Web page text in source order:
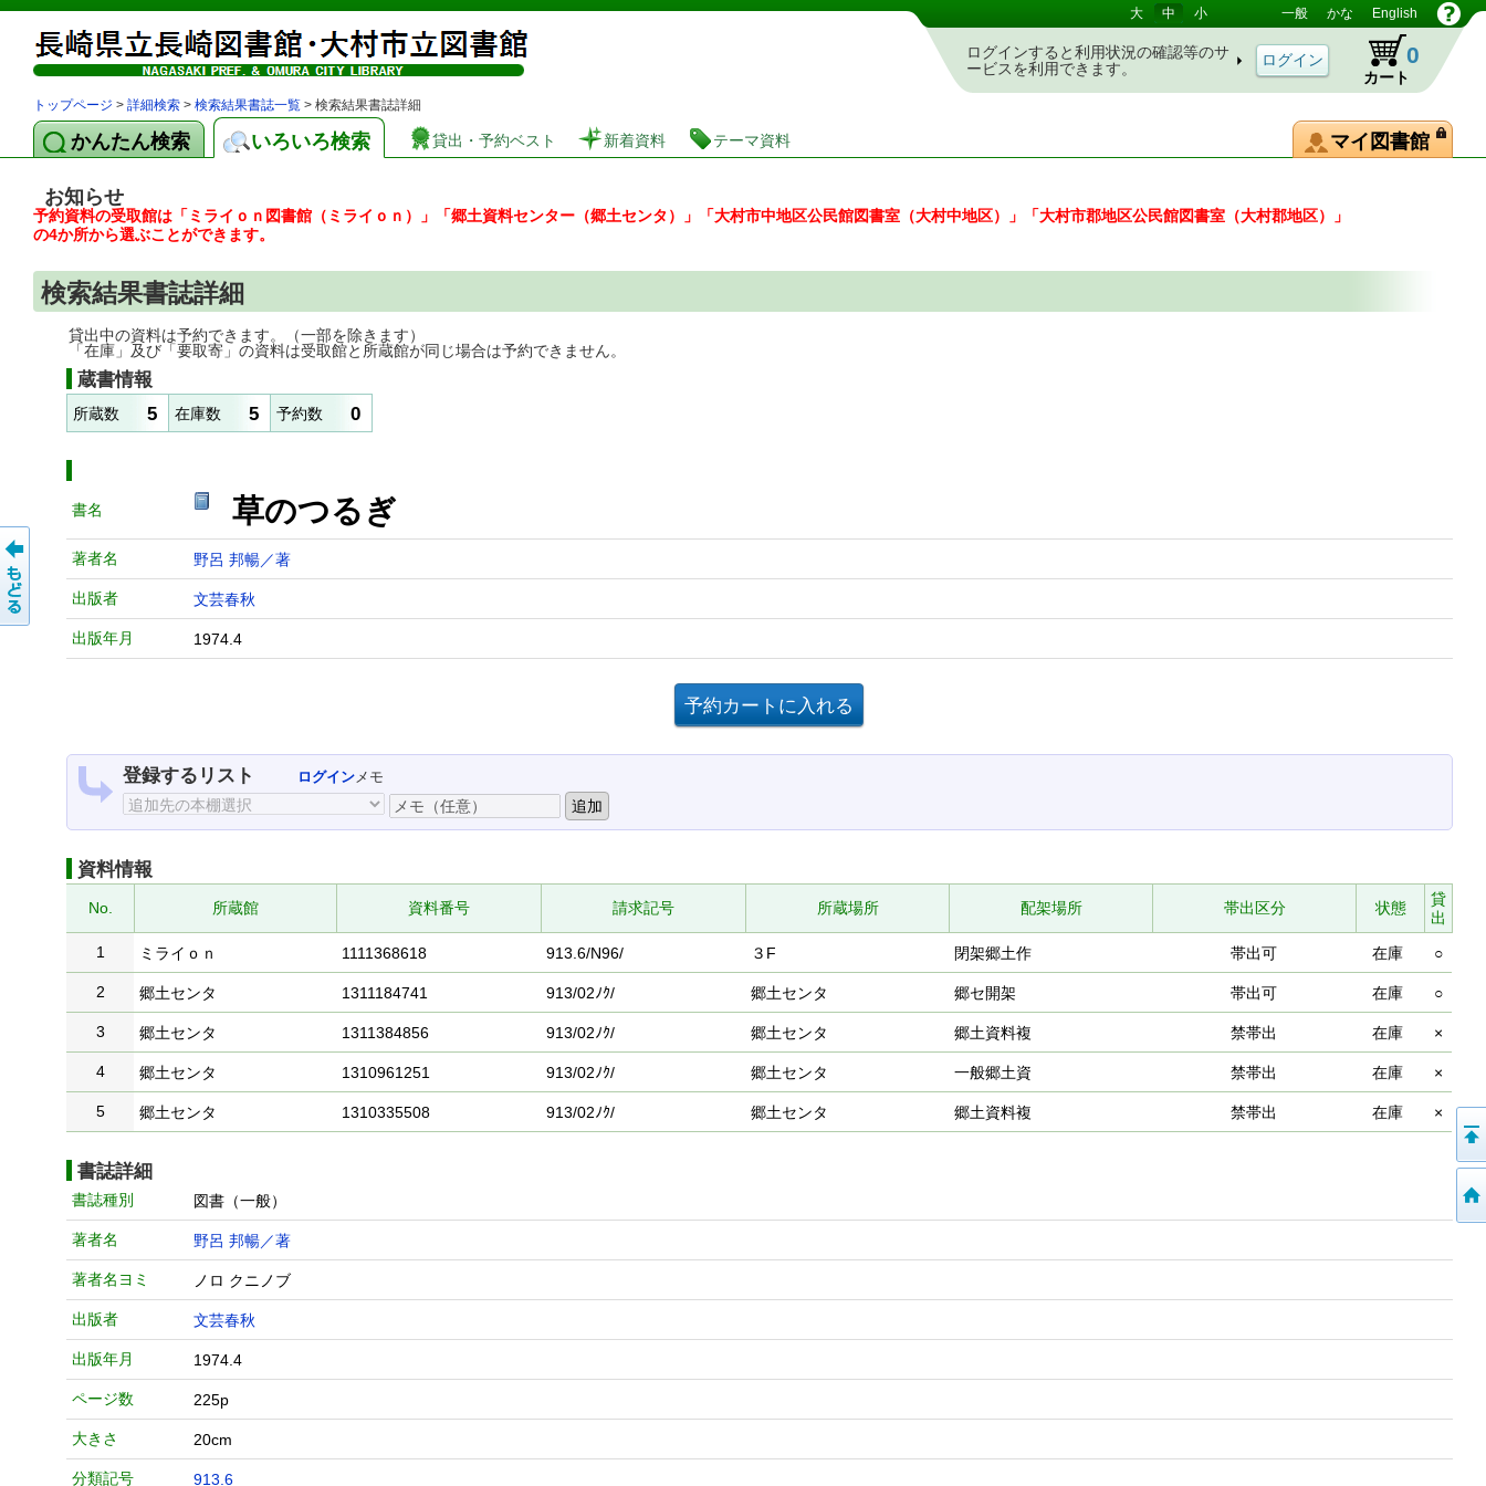
図書館 蔵書検索・予約システム 大 中 小 一般 かな English
ログインすると利用状況の確認等のサ
ービスを利用できます。
カート
0
トップページ > 詳細検索 > 検索結果書誌一覧 > 検索結果書誌詳細
かんたん検索 いろいろ検索 貸出・予約ベスト 新着資料 テーマ資料 マイ図書館
お知らせ
予約資料の受取館は「ミライｏｎ図書館（ミライｏｎ）」「郷土資料センター（郷土センタ）」「大村市中地区公民館図書室（大村中地区）」「大村市郡地区公民館図書室（大村郡地区）」
の4か所から選ぶことができます。
検索結果書誌詳細
貸出中の資料は予約できます。（一部を除きます）
「在庫」及び「要取寄」の資料は受取館と所蔵館が同じ場合は予約できません。
蔵書情報
所蔵数 5 在庫数 5 予約数 0
書名 草のつるぎ
著者名 野呂 邦暢／著
出版者 文芸春秋
出版年月 1974.4
登録するリスト ログインメモ
資料情報
No. 所蔵館 資料番号 請求記号 所蔵場所 配架場所 帯出区分 状態
貸
出
1
ミライｏｎ 1111368618 913.6/N96/ ３F 閉架郷土作 帯出可 在庫 ○
2 郷土センタ 1311184741 913/02ﾉｸ/ 郷土センタ 郷セ開架 帯出可 在庫 ○
3 郷土センタ 1311384856 913/02ﾉｸ/ 郷土センタ 郷土資料複 禁帯出 在庫 ×
4 郷土センタ 1310961251 913/02ﾉｸ/ 郷土センタ 一般郷土資 禁帯出 在庫 ×
5 郷土センタ 1310335508 913/02ﾉｸ/ 郷土センタ 郷土資料複 禁帯出 在庫 ×
書誌詳細
書誌種別 図書（一般）
著者名 野呂 邦暢／著
著者名ヨミ ノロ クニノブ
出版者 文芸春秋
出版年月 1974.4
ページ数 225p
大きさ 20cm
分類記号 913.6